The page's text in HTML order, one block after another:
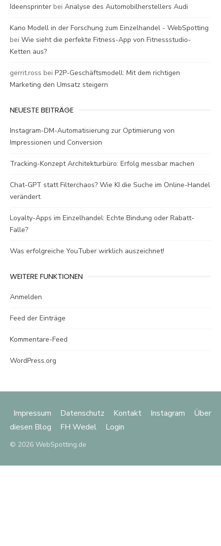
Ideensprinter bei Analyse des Automobilherstellers Audi
Kano Modell in der Forschung zum Einzelhandel - WebSpotting
bei Wie sieht die perfekte Fitness-App von Fitnessstudio-
Ketten aus?
gerrit.ross bei P2P-Geschäftsmodell: Mit dem richtigen
Marketing den Umsatz steigern
NEUESTE BEITRÄGE
Instagram-DM-Automatisierung zur Optimierung von
Impressionen und Conversion
Tracking-Konzept Architekturbüro: Erfolg messbar machen
Chat-GPT statt Filterchaos? Wie KI die Suche im Online-Handel
verändert
Loyalty-Apps im Einzelhandel: Echte Bindung oder Rabatt-
Falle?
Was erfolgreiche YouTuber wirklich auszeichnet!
WEITERE FUNKTIONEN
Anmelden
Feed der Einträge
Kommentare-Feed
WordPress.org
Impressum Datenschutz Kontakt Instagram
Über
diesen Blog
FH Wedel Login
© 2026 WebSpotting.de